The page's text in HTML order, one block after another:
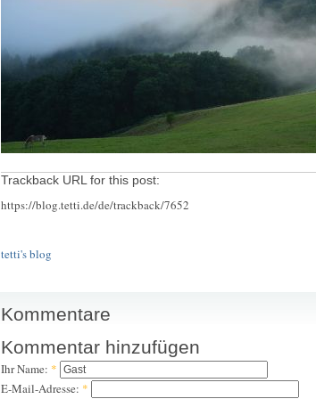
Trackback URL for this post:
https://blog.tetti.de/de/trackback/7652
tetti's blog
Kommentare
Kommentar hinzufügen
Ihr Name: *
E-Mail-Adresse: *